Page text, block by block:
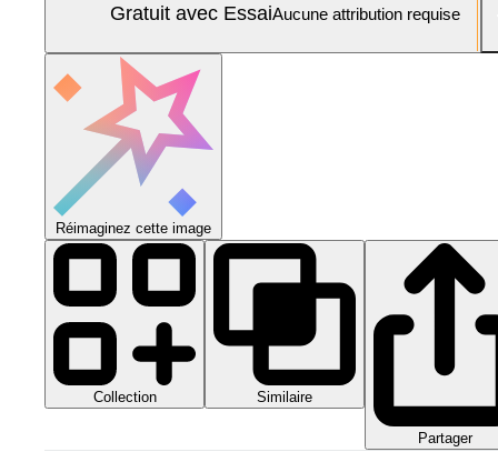
Gratuit avec EssaiAucune attribution requise
Réimaginez cette image
Collection Similaire
Partager